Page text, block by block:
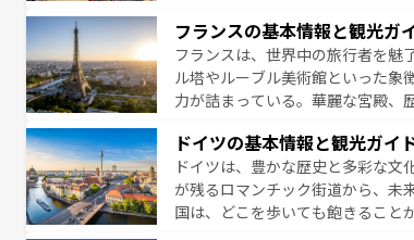
ら、地方では古代ローマ遺跡や中
せる。地方によって風土や気候が異
新着のスペイン情報はコンテンツ
フランスの基本情報と観光ガ
フランスは、世界中の旅行者を魅
ル塔やルーブル美術館といった象
力が詰まっている。華麗な宮殿、
無形文化遺産にも登録されている
いラベンダー畑など、多彩な楽
り、どの街角にも豊かな歴史と文
ドイツの基本情報と観光ガイ
ドイツは、豊かな歴史と多彩な
が残るロマンチック街道から、未
国は、どこを歩いても飽きること